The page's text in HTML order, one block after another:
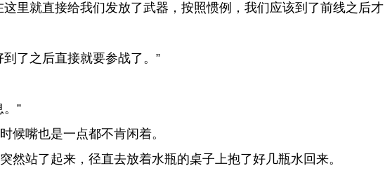
里就直接给我们发放了武器，按照惯例，我们应该到了前线之后才
了之后直接就要参战了。”
”
嘴也是一点都不肯闲着。
站了起来，径直去放着水瓶的桌子上抱了好几瓶水回来。